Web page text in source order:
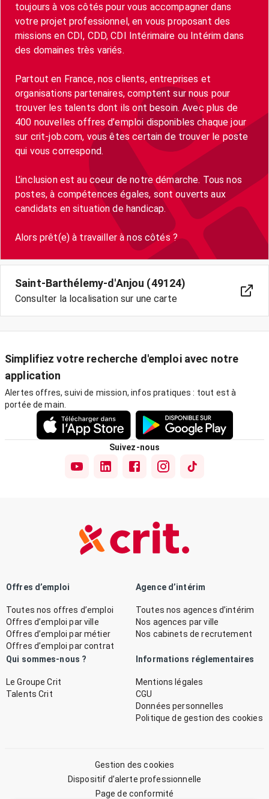
toujours à vos côtés pour vous accompagner dans
votre projet professionnel, en vous proposant des
missions en CDI, CDD, CDI Intérimaire ou Intérim dans
des domaines très variés.
Partout en France, nos clients, entreprises et
organisations partenaires, comptent sur nous pour
trouver les talents dont ils ont besoin. Avec plus de
400 nouvelles offres d’emploi disponibles chaque jour
sur crit-job.com, vous êtes certain de trouver le poste
qui vous correspond.
L’inclusion est au coeur de notre démarche. Tous nos
postes, à compétences égales, sont ouverts aux
candidats en situation de handicap.
Alors prêt(e) à travailler à nos côtés ?
Saint-Barthélemy-d'Anjou (49124)
Consulter la localisation sur une carte
Simplifiez votre recherche d'emploi avec notre
application
Alertes offres, suivi de mission, infos pratiques : tout est à
portée de main.
Suivez-nous
Offres d’emploi
Toutes nos offres d’emploi
Offres d’emploi par ville
Offres d’emploi par métier
Offres d’emploi par contrat
Agence d’intérim
Toutes nos agences d’intérim
Nos agences par ville
Nos cabinets de recrutement
Qui sommes-nous ?
Le Groupe Crit
Talents Crit
Informations réglementaires
Mentions légales
CGU
Données personnelles
Politique de gestion des cookies
Gestion des cookies
Dispositif d’alerte professionnelle
Page de conformité